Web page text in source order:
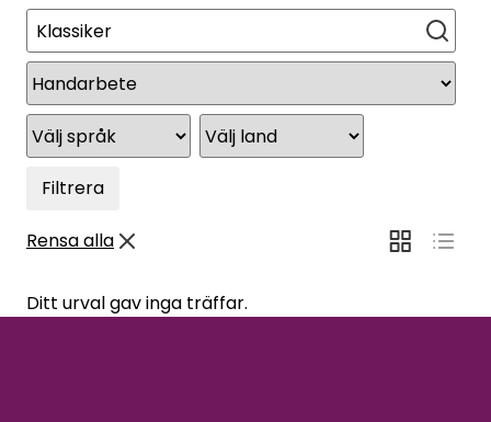
Sök
Filtrera
Rensa alla
Ditt urval gav inga träffar.